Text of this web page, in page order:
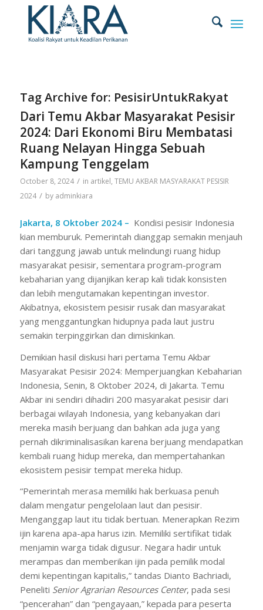
Tag Archive for: PesisirUntukRakyat
Dari Temu Akbar Masyarakat Pesisir
2024: Dari Ekonomi Biru Membatasi
Ruang Nelayan Hingga Sebuah
Kampung Tenggelam
October 8, 2024 / in artikel, TEMU AKBAR MASYARAKAT PESISIR
2024 / by adminkiara
Jakarta, 8 Oktober 2024 – Kondisi pesisir Indonesia
kian memburuk. Pemerintah dianggap semakin menjauh
dari tanggung jawab untuk melindungi ruang hidup
masyarakat pesisir, sementara program-program
kebaharian yang dijanjikan kerap kali tidak konsisten
dan lebih mengutamakan kepentingan investor.
Akibatnya, ekosistem pesisir rusak dan masyarakat
yang menggantungkan hidupnya pada laut justru
semakin terpinggirkan dan dimiskinkan.
Demikian hasil diskusi hari pertama Temu Akbar
Masyarakat Pesisir 2024: Memperjuangkan Kebaharian
Indonesia, Senin, 8 Oktober 2024, di Jakarta. Temu
Akbar ini sendiri dihadiri 200 masyarakat pesisir dari
berbagai wilayah Indonesia, yang kebanyakan dari
mereka masih berjuang dan bahkan ada juga yang
pernah dikriminalisasikan karena berjuang mendapatkan
kembali ruang hidup mereka, dan mempertahankan
ekosistem pesisir tempat mereka hidup.
“Pemerintah merasa memiliki hak berkuasa penuh
dalam mengatur pengelolaan laut dan pesisir.
Menganggap laut itu tidak bertuan. Menerapkan Rezim
ijin karena apa-apa harus izin. Memiliki sertifikat tidak
menjamin warga tidak digusur. Negara hadir untuk
merampas dan memberikan ijin pada pemilik modal
demi kepentingan kapitalis,” tandas Dianto Bachriadi,
Peneliti Senior Agrarian Resources Center, pada sesi
“pencerahan” dan “pengayaan,” kepada para peserta